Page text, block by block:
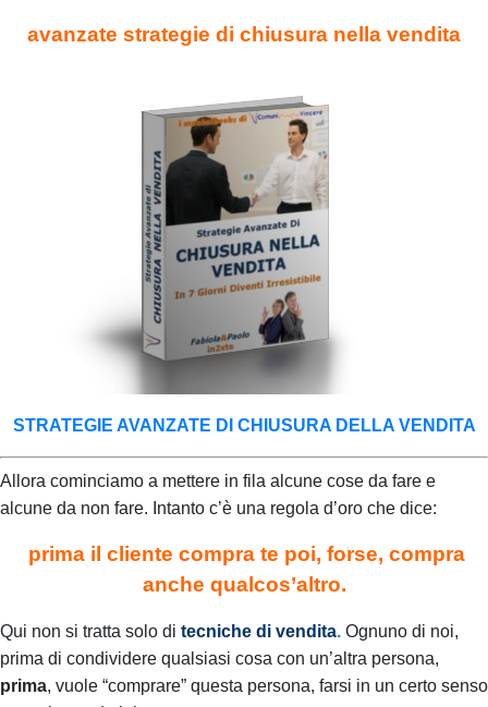
avanzate strategie di chiusura nella vendita
STRATEGIE AVANZATE DI CHIUSURA DELLA VENDITA
Allora cominciamo a mettere in fila alcune cose da fare e
alcune da non fare. Intanto c’è una regola d’oro che dice:
prima il cliente compra te poi, forse, compra
anche qualcos’altro.
Qui non si tratta solo di tecniche di vendita. Ognuno di noi,
prima di condividere qualsiasi cosa con un’altra persona,
prima, vuole “comprare” questa persona, farsi in un certo senso